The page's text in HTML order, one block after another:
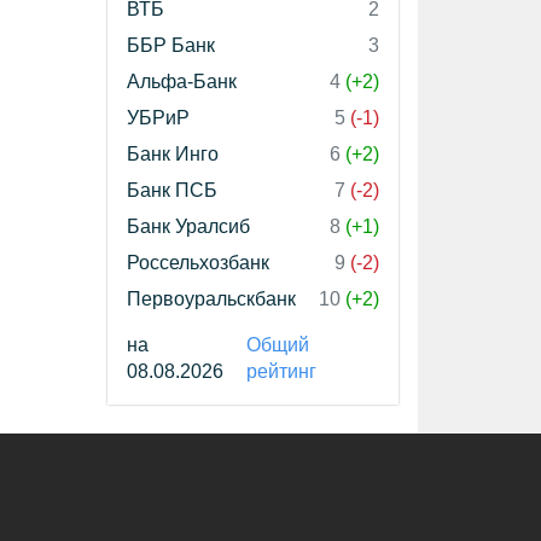
ВТБ
2
ББР Банк
3
Альфа-Банк
4 (+2)
УБРиР
5 (-1)
Банк Инго
6 (+2)
Банк ПСБ
7 (-2)
Банк Уралсиб
8 (+1)
Россельхозбанк
9 (-2)
Первоуральскбанк
10 (+2)
на
08.08.2026
Общий
рейтинг